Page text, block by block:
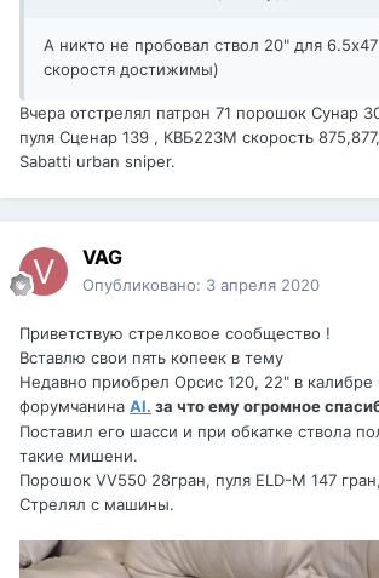
А никто не пробовал ствол 20" для
скоростя достижимы)
Вчера отстрелял патрон 71 порошок Сунар
пуля Сценар 139 , КВБ223М скорость
Sabatti urban sniper.
VAG
Опубликовано: 3 апреля 2020
Приветствую стрелковое сообщество !
Вставлю свои пять копеек в тему
Недавно приобрел Орсис 120, 22" в калибре
форумчанина Al. за что ему огромное
Поставил его шасси и при обкатке ствола
такие мишени.
Порошок VV550 28гран, пуля ELD-M 147
Стрелял с машины.